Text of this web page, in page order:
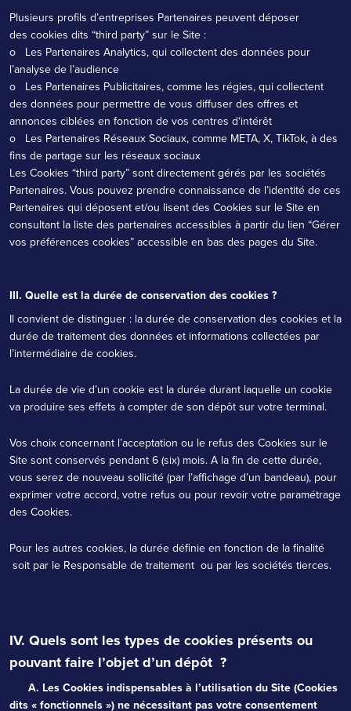
Plusieurs profils d’entreprises Partenaires peuvent déposer
des cookies dits “third party” sur le Site :
o Les Partenaires Analytics, qui collectent des données pour
l’analyse de l’audience
o Les Partenaires Publicitaires, comme les régies, qui collectent
des données pour permettre de vous diffuser des offres et
annonces ciblées en fonction de vos centres d‘intérêt
o Les Partenaires Réseaux Sociaux, comme META, X, TikTok, à des
fins de partage sur les réseaux sociaux
Les Cookies “third party” sont directement gérés par les sociétés
Partenaires. Vous pouvez prendre connaissance de l’identité de ces
Partenaires qui déposent et/ou lisent des Cookies sur le Site en
consultant la liste des partenaires accessibles à partir du lien “Gérer
vos préférences cookies” accessible en bas des pages du Site.
III. Quelle est la durée de conservation des cookies ?
Il convient de distinguer : la durée de conservation des cookies et la
durée de traitement des données et informations collectées par
l’intermédiaire de cookies.
La durée de vie d’un cookie est la durée durant laquelle un cookie
va produire ses effets à compter de son dépôt sur votre terminal.
Vos choix concernant l’acceptation ou le refus des Cookies sur le
Site sont conservés pendant 6 (six) mois. A la fin de cette durée,
vous serez de nouveau sollicité (par l’affichage d’un bandeau), pour
exprimer votre accord, votre refus ou pour revoir votre paramétrage
des Cookies.
Pour les autres cookies, la durée définie en fonction de la finalité
soit par le Responsable de traitement ou par les sociétés tierces.
IV. Quels sont les types de cookies présents ou
pouvant faire l’objet d’un dépôt ?
A. Les Cookies indispensables à l’utilisation du Site (Cookies
dits « fonctionnels ») ne nécessitant pas votre consentement